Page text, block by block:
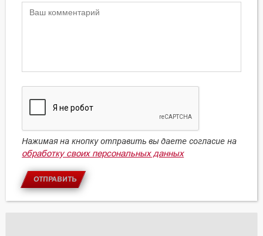
Нажимая на кнопку отправить вы даете согласие на
обработку своих персональных данных
ОТПРАВИТЬ